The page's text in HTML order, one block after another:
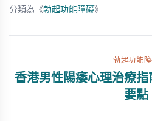
分類為《勃起功能障礙》
勃起功能
香港男性陽痿心理治療
要點